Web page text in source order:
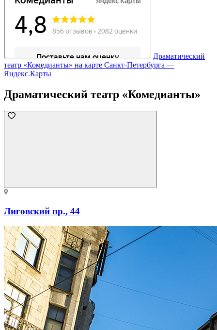
Драматический
театр «Комедианты» на карте Санкт‑Петербурга —
Яндекс.Карты
Драматический театр «Комедианты»
Лиговский пр., 44